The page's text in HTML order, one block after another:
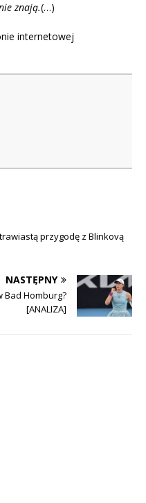
znają.(…)
internetowej
przygodę z Blinkovą
NASTĘPNY
Bad Homburg?
[ANALIZA]